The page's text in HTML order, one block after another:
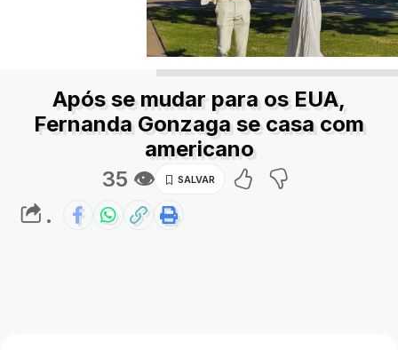
Após se mudar para os EUA,
Fernanda Gonzaga se casa com
americano
35 👁
.